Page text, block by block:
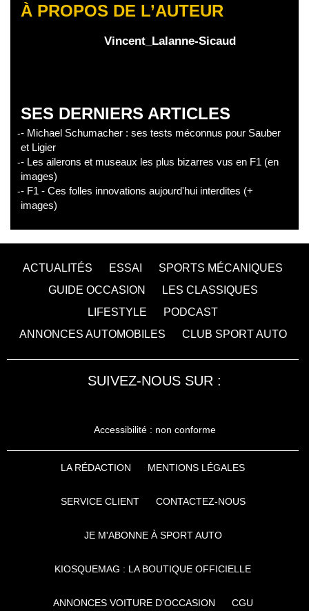
À PROPOS DE L’AUTEUR
Vincent_Lalanne-Sicaud
SES DERNIERS ARTICLES
- Michael Schumacher : ses tests méconnus pour Sauber
et Ligier
- Les ailerons et museaux les plus bizarres vus en F1 (en
images)
- F1 - Ces folles innovations aujourd'hui interdites (+
images)
ACTUALITÉS ESSAI
SPORTS MÉCANIQUES
GUIDE OCCASION
LES CLASSIQUES
LIFESTYLE
PODCAST
ANNONCES AUTOMOBILES
CLUB SPORT AUTO
SUIVEZ-NOUS SUR :
Accessibilité : non conforme
LA RÉDACTION MENTIONS LÉGALES
SERVICE CLIENT CONTACTEZ-NOUS
JE M'ABONNE À SPORT AUTO
KIOSQUEMAG : LA BOUTIQUE OFFICIELLE
ANNONCES VOITURE D’OCCASION CGU